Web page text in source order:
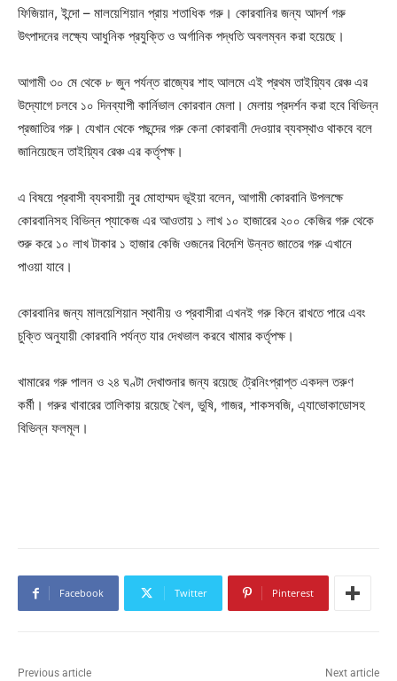
ফিজিয়ান, ইন্দো – মালয়েশিয়ান প্রায় শতাধিক গরু। কোরবানির জন্য আদর্শ গরু
উৎপাদনের লক্ষ্যে আধুনিক প্রযুক্তি ও অর্গানিক পদ্ধতি অবলম্বন করা হয়েছে।
আগামী ৩০ মে থেকে ৮ জুন পর্যন্ত রাজ্যের শাহ আলমে এই প্রথম তাইয়্যিব রেঞ্চ এর
উদ্যোগে চলবে ১০ দিনব্যাপী কার্নিভাল কোরবান মেলা। মেলায় প্রদর্শন করা হবে বিভিন্ন
প্রজাতির গরু। যেখান থেকে পছন্দের গরু কেনা কোরবানী দেওয়ার ব্যবস্থাও থাকবে বলে
জানিয়েছেন তাইয়্যিব রেঞ্চ এর কর্তৃপক্ষ।
এ বিষয়ে প্রবাসী ব্যবসায়ী নুর মোহাম্মদ ভূইয়া বলেন, আগামী কোরবানি উপলক্ষে
কোরবানিসহ বিভিন্ন প্যাকেজ এর আওতায় ১ লাখ ১০ হাজারের ২০০ কেজির গরু থেকে
শুরু করে ১০ লাখ টাকার ১ হাজার কেজি ওজনের বিদেশি উন্নত জাতের গরু এখানে
পাওয়া যাবে।
কোরবানির জন্য মালয়েশিয়ান স্থানীয় ও প্রবাসীরা এখনই গরু কিনে রাখতে পারে এবং
চুক্তি অনুযায়ী কোরবানি পর্যন্ত যার দেখভাল করবে খামার কর্তৃপক্ষ।
খামারের গরু পালন ও ২৪ ঘণ্টা দেখাশুনার জন্য রয়েছে ট্রেনিংপ্রাপ্ত একদল তরুণ
কর্মী। গরুর খাবারের তালিকায় রয়েছে খৈল, ভুষি, গাজর, শাকসবজি, এ্যাভোকাডোসহ
বিভিন্ন ফলমূল।
Facebook Twitter Pinterest
Previous article Next article